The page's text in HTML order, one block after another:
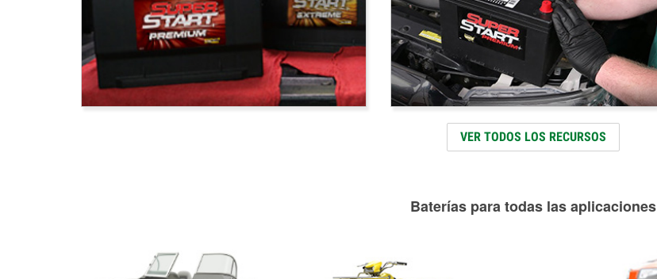
VER TODOS LOS RECURSOS
Baterías para todas las aplicaciones